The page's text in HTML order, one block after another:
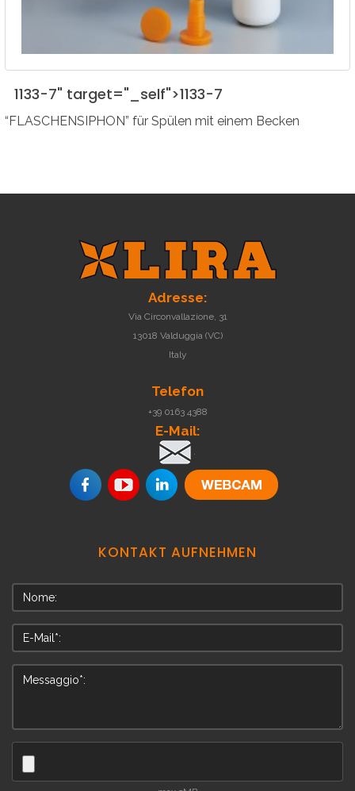
1133-7" target="_self">1133-7
“FLASCHENSIPHON” für Spülen mit einem Becken
Adresse:
Via Circonvallazione, 31
13018 Valduggia (VC)
Italy
Telefon
+39 0163 4388
E-Mail:
.
KONTAKT AUFNEHMEN